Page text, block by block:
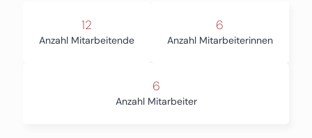
12
Anzahl Mitarbeitende
6
Anzahl Mitarbeiterinnen
6
Anzahl Mitarbeiter